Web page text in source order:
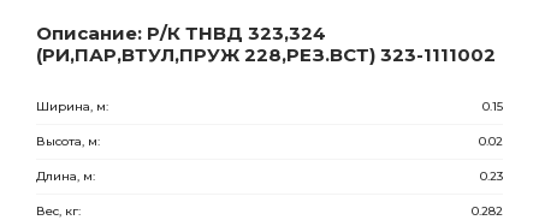
1 768.00 Р
Описание: Р/К ТНВД 323,324
(РИ,ПАР,ВТУЛ,ПРУЖ 228,РЕЗ.ВСТ) 323-1111002
Ширина, м: 0.15
Высота, м: 0.02
Длина, м: 0.23
Вес, кг: 0.282